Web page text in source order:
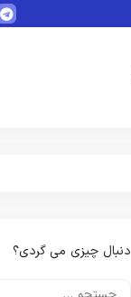
دنبال چیزی می گردی؟